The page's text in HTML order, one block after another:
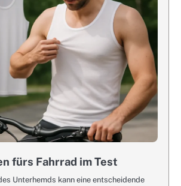
fürs Fahrrad im Test
Unterhemds kann eine entscheidende